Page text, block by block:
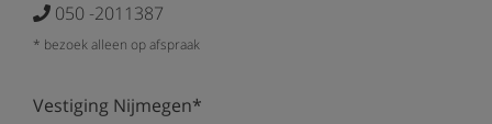
050 -2011387
* bezoek alleen op afspraak
Vestiging Nijmegen*